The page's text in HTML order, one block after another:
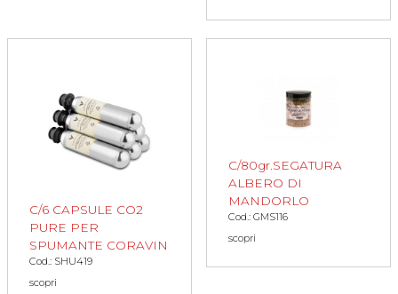
C/6 CAPSULE CO2
PURE PER
SPUMANTE CORAVIN
Cod.: SHU419
scopri
C/80gr.SEGATURA
ALBERO DI
MANDORLO
Cod.: GMS116
scopri